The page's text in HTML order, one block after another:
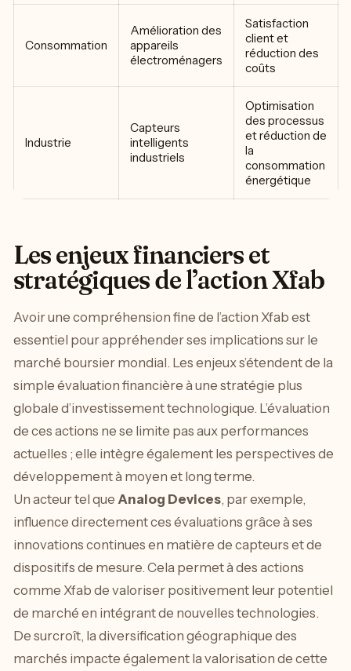
Consommation
Amélioration des
appareils
électroménagers
Satisfaction
client et
réduction des
coûts
Industrie
Capteurs
intelligents
industriels
Optimisation
des processus
et réduction de
la
consommation
énergétique
Les enjeux financiers et
stratégiques de l’action Xfab
Avoir une compréhension fine de l’action Xfab est
essentiel pour appréhender ses implications sur le
marché boursier mondial. Les enjeux s’étendent de la
simple évaluation financière à une stratégie plus
globale d’investissement technologique. L’évaluation
de ces actions ne se limite pas aux performances
actuelles ; elle intègre également les perspectives de
développement à moyen et long terme.
Un acteur tel que Analog Devices, par exemple,
influence directement ces évaluations grâce à ses
innovations continues en matière de capteurs et de
dispositifs de mesure. Cela permet à des actions
comme Xfab de valoriser positivement leur potentiel
de marché en intégrant de nouvelles technologies.
De surcroît, la diversification géographique des
marchés impacte également la valorisation de cette